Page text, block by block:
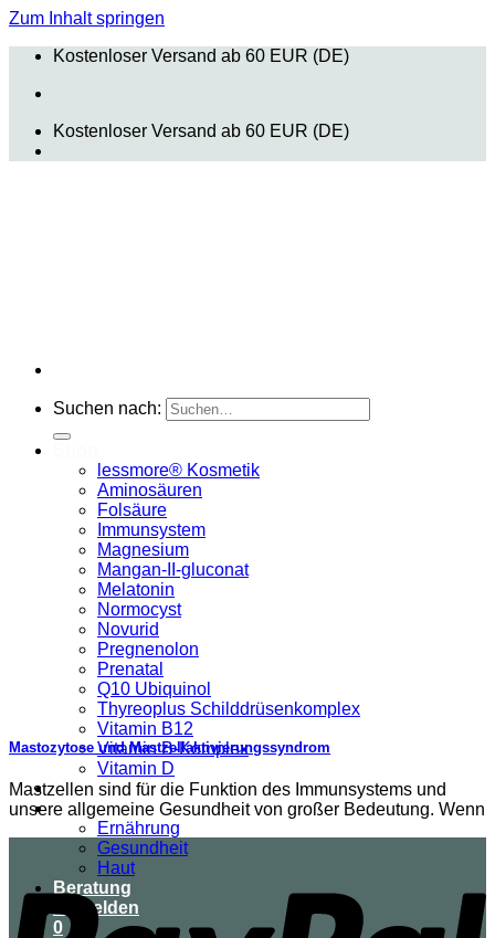
Zum Inhalt springen
Kostenloser Versand ab 60 EUR (DE)
Kostenloser Versand ab 60 EUR (DE)
Suchen nach:
lessmore® Kosmetik
Aminosäuren
Folsäure
Immunsystem
Magnesium
Mangan-II-gluconat
Melatonin
Normocyst
Novurid
Pregnenolon
Prenatal
Q10 Ubiquinol
Thyreoplus Schilddrüsenkomplex
Vitamin B12
Vitamin B-Komplex
Vitamin D
Über uns
Ratgeber
Ernährung
Gesundheit
Haut
Beratung
Anmelden
0
Mastozytose und Mastzellaktivierungssyndrom
Mastzellen sind für die Funktion des Immunsystems und
unsere allgemeine Gesundheit von großer Bedeutung. Wenn